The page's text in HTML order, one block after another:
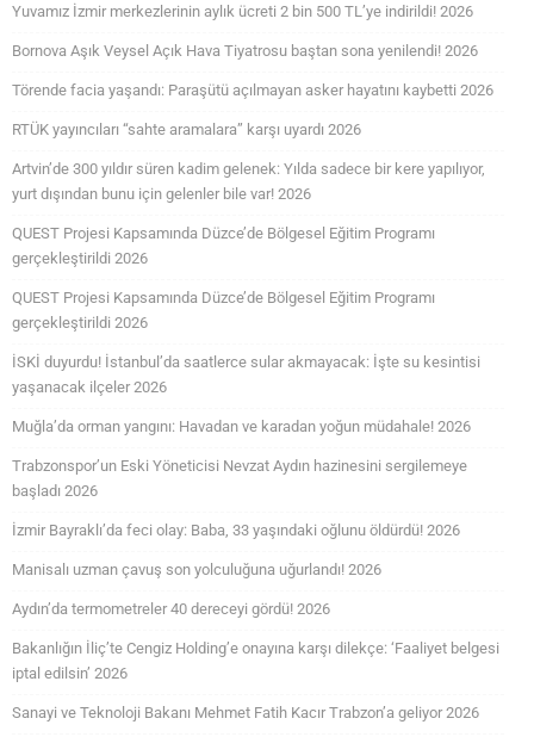
Yuvamız İzmir merkezlerinin aylık ücreti 2 bin 500 TL’ye indirildi! 2026
Bornova Aşık Veysel Açık Hava Tiyatrosu baştan sona yenilendi! 2026
Törende facia yaşandı: Paraşütü açılmayan asker hayatını kaybetti 2026
RTÜK yayıncıları “sahte aramalara” karşı uyardı 2026
Artvin’de 300 yıldır süren kadim gelenek: Yılda sadece bir kere yapılıyor,
yurt dışından bunu için gelenler bile var! 2026
QUEST Projesi Kapsamında Düzce’de Bölgesel Eğitim Programı
gerçekleştirildi 2026
QUEST Projesi Kapsamında Düzce’de Bölgesel Eğitim Programı
gerçekleştirildi 2026
İSKİ duyurdu! İstanbul’da saatlerce sular akmayacak: İşte su kesintisi
yaşanacak ilçeler 2026
Muğla’da orman yangını: Havadan ve karadan yoğun müdahale! 2026
Trabzonspor’un Eski Yöneticisi Nevzat Aydın hazinesini sergilemeye
başladı 2026
İzmir Bayraklı’da feci olay: Baba, 33 yaşındaki oğlunu öldürdü! 2026
Manisalı uzman çavuş son yolculuğuna uğurlandı! 2026
Aydın’da termometreler 40 dereceyi gördü! 2026
Bakanlığın İliç’te Cengiz Holding’e onayına karşı dilekçe: ‘Faaliyet belgesi
iptal edilsin’ 2026
Sanayi ve Teknoloji Bakanı Mehmet Fatih Kacır Trabzon’a geliyor 2026